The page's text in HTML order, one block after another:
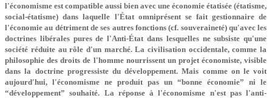
l'économisme est compatible aussi bien avec une économie étatisée (étatisme,
social-étatisme) dans laquelle l'État omniprésent se fait gestionnaire de
l'économie au détriment de ses autres fonctions (cf. souveraineté) qu'avec les
doctrines libérales pures de l'Anti-État dans lesquelles ne subsiste qu'une
société réduite au rôle d'un marché. La civilisation occidentale, comme la
philosophie des droits de l'homme nourrissent un projet économiste, visible
dans la doctrine progressiste du développement. Mais comme on le voit
aujourd'hui, l'économisme ne produit pas un “bonne économie” ni le
“développement” souhaité. La réponse à l'économisme n'est pas l'anti-